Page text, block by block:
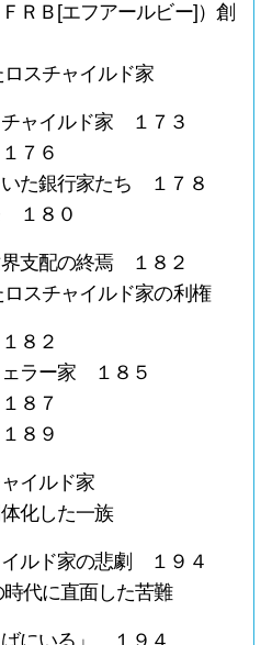
ＲＢ[エフアールビー]）創
ロスチャイルド家
チャイルド家 １７３
７６
た銀行家たち １７８
１８０
支配の終焉 １８２
ロスチャイルド家の利権
８２
ェラー家 １８５
８７
８９
イルド家
化した一族
イルド家の悲劇 １９４
時代に直面した苦難